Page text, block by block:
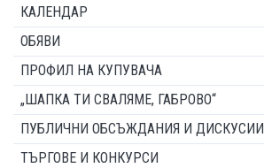
КАЛЕНДАР
ОБЯВИ
ПРОФИЛ НА КУПУВАЧА
„ШАПКА ТИ СВАЛЯМЕ, ГАБРОВО“
ПУБЛИЧНИ ОБСЪЖДАНИЯ И ДИСКУСИИ
ТЪРГОВЕ И КОНКУРСИ